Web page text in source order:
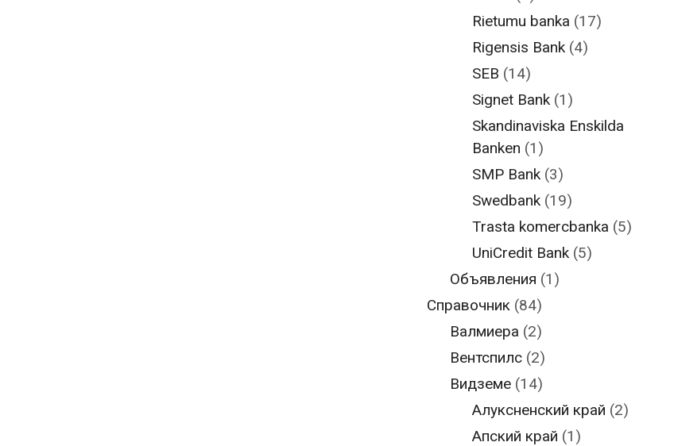
Rietumu banka (17)
Rigensis Bank (4)
SEB (14)
Signet Bank (1)
Skandinaviska Enskilda
Banken (1)
SMP Bank (3)
Swedbank (19)
Trasta komercbanka (5)
UniCredit Bank (5)
Объявления (1)
Справочник (84)
Валмиера (2)
Вентспилс(2)
Видземе(14)
Алуксненский край (2)
Апский край (1)